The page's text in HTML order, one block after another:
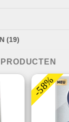
(19)
-58%